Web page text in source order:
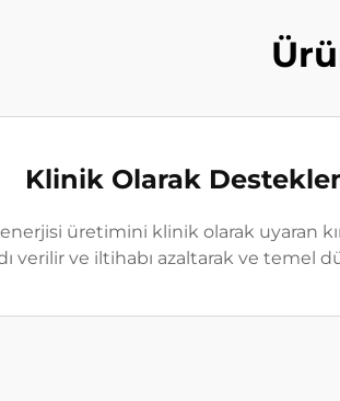
Klinik Olarak
üretimini klinik olarak uyaran
verilir ve iltihabı azaltarak ve temel